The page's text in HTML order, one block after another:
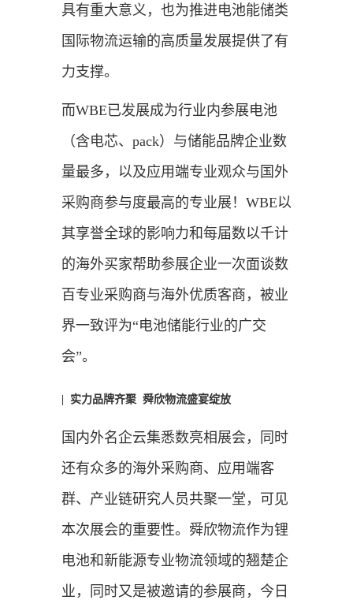
具有重大意义，也为推进电池能储类
国际物流运输的高质量发展提供了有
力支撑。
而WBE已发展成为行业内参展电池
（含电芯、pack）与储能品牌企业数
量最多，以及应用端专业观众与国外
采购商参与度最高的专业展！WBE以
其享誉全球的影响力和每届数以千计
的海外买家帮助参展企业一次面谈数
百专业采购商与海外优质客商，被业
界一致评为“电池储能行业的广交
会”。
| 实力品牌齐聚 舜欣物流盛宴绽放
国内外名企云集悉数亮相展会，同时
还有众多的海外采购商、应用端客
群、产业链研究人员共聚一堂，可见
本次展会的重要性。舜欣物流作为锂
电池和新能源专业物流领域的翘楚企
业，同时又是被邀请的参展商，今日